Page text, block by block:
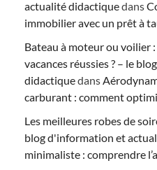
actualité didactiquedans
immobilier avec un prêt à
Bateau à moteur ou voilier
vacances réussies ? – le
didactiquedans
carburant : comment
Les meilleures robes de
blog d'information et
minimaliste : comprendre